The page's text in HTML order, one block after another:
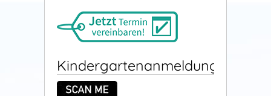
Kindergartenanmeldung